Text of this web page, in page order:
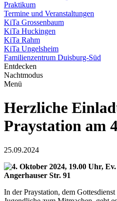
Praktikum
Termine und Veranstaltungen
KiTa Grossenbaum
KiTa Huckingen
KiTa Rahm
KiTa Ungelsheim
Familienzentrum Duisburg-Süd
Entdecken
Nachtmodus
Menü
Herzliche
Praystation am
25.09.2024
4. Oktober 2024, 19.00 Uhr,
Angerhauser Str. 91
In der Praystation, dem